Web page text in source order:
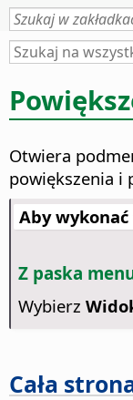
Otwiera
powiększenia i
Aby
Z paska
Wybierz
Cała